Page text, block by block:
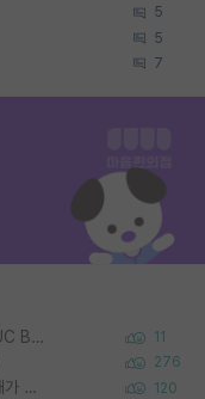
5
5
7
Korea University 수학, 컴퓨터과학 이학사, UC Berkeley 산업공학 대학원 공학박사가 되는 것은 쉽지 않겠죠? 11
276
대학원생들 교수에게 가스라이팅 당한 것은 이해가 갑니다. 안타깝네요. 120